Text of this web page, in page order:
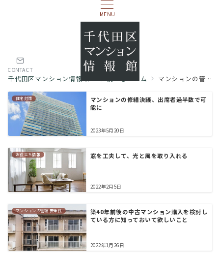
MENU
CONTACT
千代田区マンション情報館 お役立ちコラム マンションの管理 安全性
住宅対策
マンションの修繕決議、出席者過半数で可
能に
2023年5月20日
お役立ち情報 窓を工夫して、光と風を取り入れる
2022年2月5日
マンションの管理 安全性
築40年前後の中古マンション購入を検討し
ている方に知っておいて欲しいこと
2022年1月26日